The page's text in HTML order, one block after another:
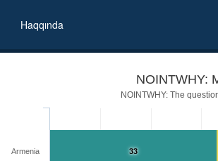
Haqqında
NOINTWHY:
NOINTWHY: The
33
Armenia